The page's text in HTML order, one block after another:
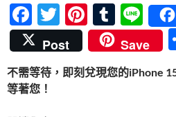
F
ac
e
b
o
T
w
itt
er
Pi
nt
er
es
T
u
m
bl
Li
n
e
Post
Save
不需等待，即刻兌現您的iPhone
等著您！